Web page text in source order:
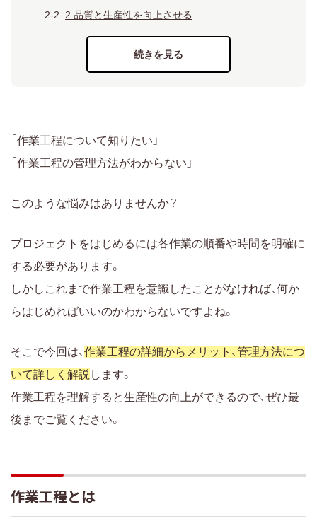
2.品質と生産性を向上させる
3.在庫調整ができる
紙媒体
工程管理ツール
作業工程の管理にはLychee Redmineがおすすめ
作業工程を管理してプロジェクトを進めましょう
「作業工程について知りたい」
「作業工程の管理方法がわからない」
このような悩みはありませんか？
プロジェクトをはじめるには各作業の順番や時間を明確に
する必要があります。
しかしこれまで作業工程を意識したことがなければ、何か
らはじめればいいのかわからないですよね。
そこで今回は、 作業工程の詳細からメリット、管理方法につ
いて詳しく解説 します。
作業工程を理解すると生産性の向上ができるので、ぜひ最
後までご覧ください。
作業工程とは